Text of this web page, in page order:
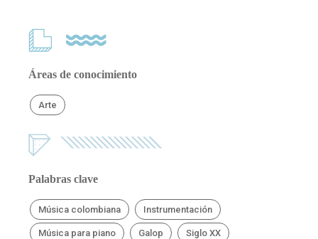
Áreas de conocimiento
Arte
Palabras clave
Música colombiana Instrumentación
Música para piano Galop Siglo XX